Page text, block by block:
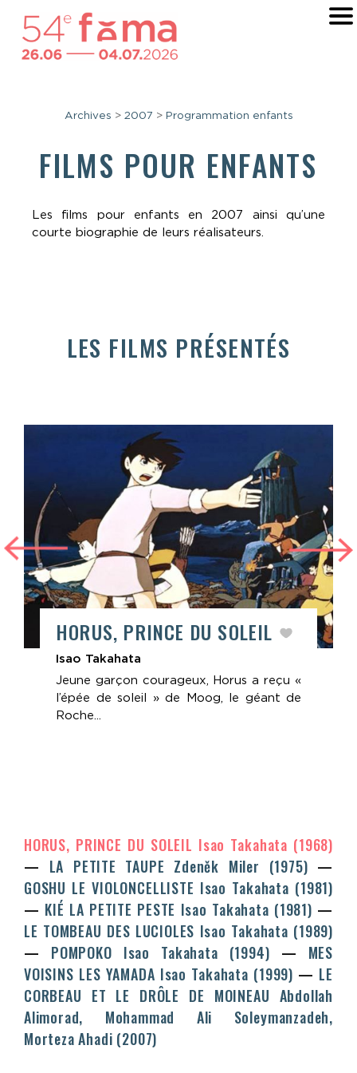
Archives > 2007 > Programmation enfants
FILMS POUR ENFANTS
Les films pour enfants en 2007 ainsi qu’une
courte biographie de leurs réalisateurs.
LES FILMS PRÉSENTÉS
HORUS, PRINCE DU SOLEIL
Isao Takahata
Jeune garçon courageux, Horus a reçu «
l’épée de soleil » de Moog, le géant de
Roche...
HORUS, PRINCE DU SOLEIL Isao Takahata (1968)
LA PETITE TAUPE Zdeněk Miler (1975)
GOSHU LE VIOLONCELLISTE Isao Takahata (1981)
KIÉ LA PETITE PESTE Isao Takahata (1981)
LE TOMBEAU DES LUCIOLES Isao Takahata (1989)
POMPOKO Isao Takahata (1994)
MES
VOISINS LES YAMADA Isao Takahata (1999)
LE
CORBEAU ET LE DRÔLE DE MOINEAU Abdollah
Alimorad, Mohammad Ali Soleymanzadeh,
Morteza Ahadi (2007)